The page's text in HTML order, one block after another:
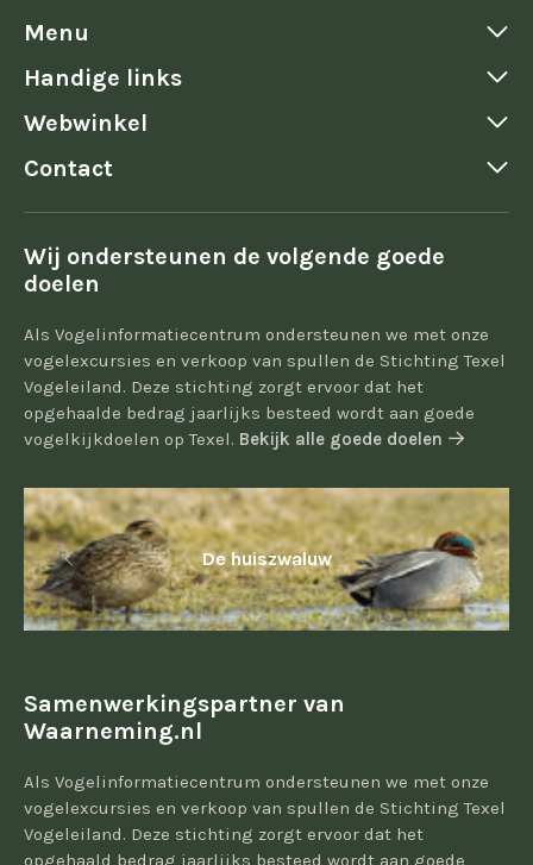
Menu
Handige links
Webwinkel
Contact
Wij ondersteunen de volgende goede
doelen
Als Vogelinformatiecentrum ondersteunen we met onze
vogelexcursies en verkoop van spullen de Stichting Texel
Vogeleiland. Deze stichting zorgt ervoor dat het
opgehaalde bedrag jaarlijks besteed wordt aan goede
vogelkijkdoelen op Texel. Bekijk alle goede doelen
De huiszwaluw
Samenwerkingspartner van
Waarneming.nl
Als Vogelinformatiecentrum ondersteunen we met onze
vogelexcursies en verkoop van spullen de Stichting Texel
Vogeleiland. Deze stichting zorgt ervoor dat het
opgehaald bedrag jaarlijks besteed wordt aan goede